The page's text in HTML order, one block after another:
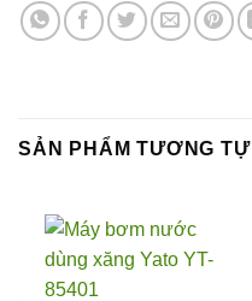
SẢN PHẨM TƯƠNG TỰ